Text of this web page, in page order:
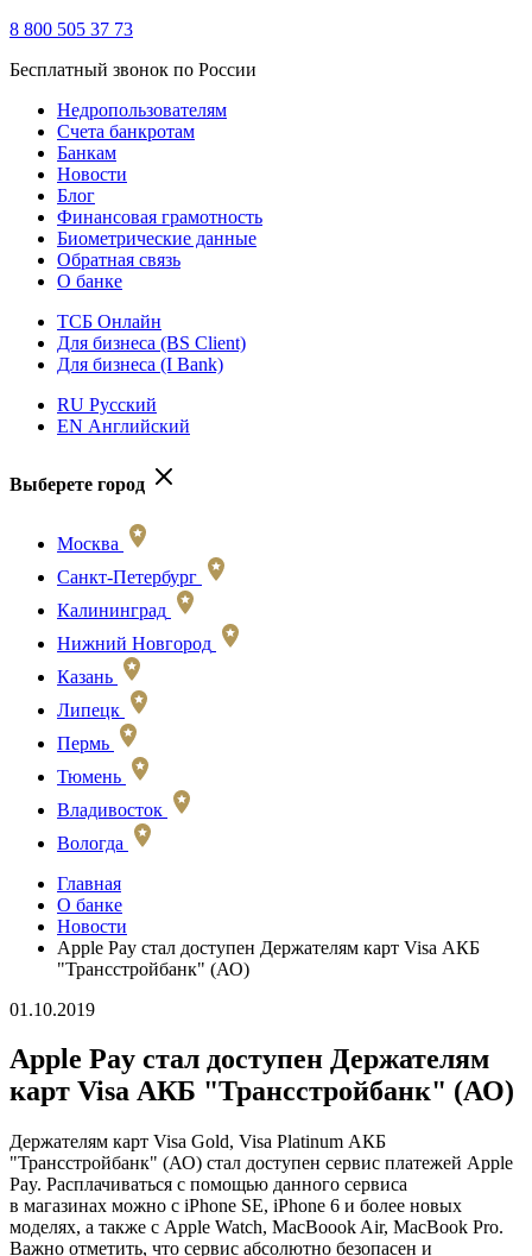
8 800 505 37 73
Бесплатный звонок по России
Недропользователям
Счета банкротам
Банкам
Новости
Блог
Финансовая грамотность
Биометрические данные
Обратная связь
О банке
ТСБ Онлайн
Для бизнеса (BS Client)
Для бизнеса (I Bank)
RU Русский
EN Английский
Выберете город
Москва
Санкт-Петербург
Калининград
Нижний Новгород
Казань
Липецк
Пермь
Тюмень
Владивосток
Вологда
Главная
О банке
Новости
Apple Pay стал доступен Держателям карт Visa АКБ
"Трансстройбанк" (АО)
01.10.2019
Apple Pay стал доступен Держателям
карт Visa АКБ "Трансстройбанк" (АО)
Держателям карт Visa Gold, Visa Platinum АКБ
"Трансстройбанк" (АО) стал доступен сервис платежей Apple
Pay. Расплачиваться с помощью данного сервиса
в магазинах можно с iPhone SE, iPhone 6 и более новых
моделях, а также с Apple Watch, MacBoook Air, MacBook Pro.
Важно отметить, что сервис абсолютно безопасен и